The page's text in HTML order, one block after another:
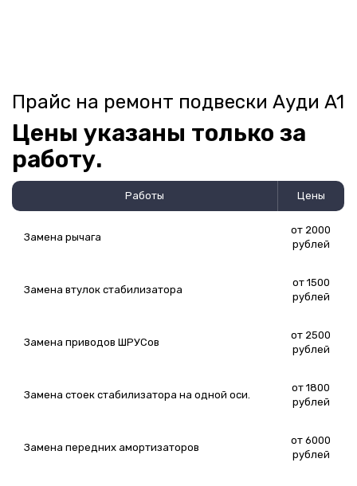
Прайс на ремонт подвески Ауди A1
Цены указаны только за
работу.
Работы Цены
Замена рычага
от 2000
рублей
Замена втулок стабилизатора
от 1500
рублей
Замена приводов ШРУСов
от 2500
рублей
Замена стоек стабилизатора на одной оси.
от 1800
рублей
Замена передних амортизаторов
от 6000
рублей